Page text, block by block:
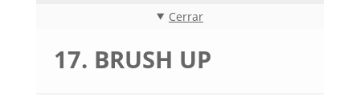
Cerrar
17. BRUSH UP